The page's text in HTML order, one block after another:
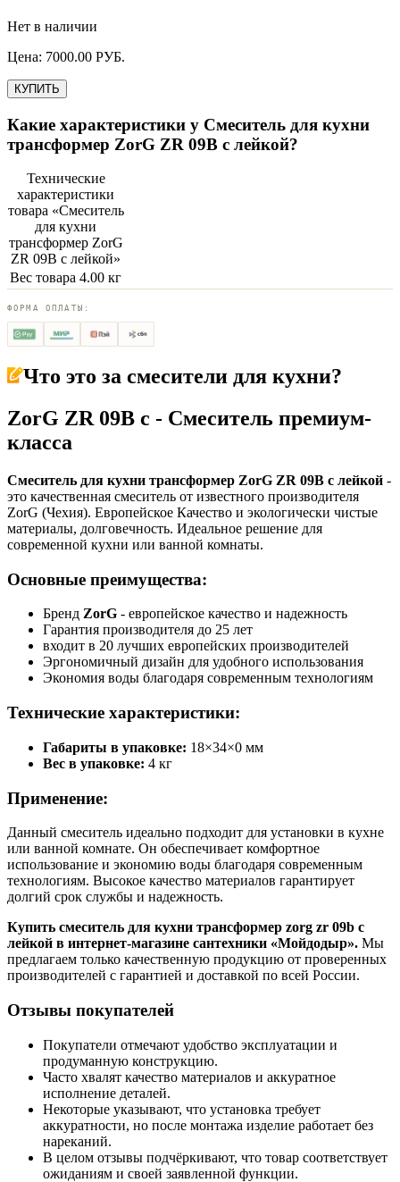
Нет в наличии
Цена: 7000.00 РУБ.
КУПИТЬ
Какие характеристики у Смеситель для кухни
трансформер ZorG ZR 09B с лейкой?
Технические
характеристики
товара «Смеситель
для кухни
трансформер ZorG
ZR 09B с лейкой»
Вес товара 4.00 кг
ФОРМА ОПЛАТЫ:
Что это за смесители для кухни?
ZorG ZR 09B с - Смеситель премиум-
класса
Смеситель для кухни трансформер ZorG ZR 09B с лейкой -
это качественная смеситель от известного производителя
ZorG (Чехия). Европейское Качество и экологически чистые
материалы, долговечность. Идеальное решение для
современной кухни или ванной комнаты.
Основные преимущества:
Бренд ZorG - европейское качество и надежность
Гарантия производителя до 25 лет
входит в 20 лучших европейских производителей
Эргономичный дизайн для удобного использования
Экономия воды благодаря современным технологиям
Технические характеристики:
Габариты в упаковке: 18×34×0 мм
Вес в упаковке: 4 кг
Применение:
Данный смеситель идеально подходит для установки в кухне
или ванной комнате. Он обеспечивает комфортное
использование и экономию воды благодаря современным
технологиям. Высокое качество материалов гарантирует
долгий срок службы и надежность.
Купить смеситель для кухни трансформер zorg zr 09b с
лейкой в интернет-магазине сантехники «Мойдодыр». Мы
предлагаем только качественную продукцию от проверенных
производителей с гарантией и доставкой по всей России.
Отзывы покупателей
Покупатели отмечают удобство эксплуатации и
продуманную конструкцию.
Часто хвалят качество материалов и аккуратное
исполнение деталей.
Некоторые указывают, что установка требует
аккуратности, но после монтажа изделие работает без
нареканий.
В целом отзывы подчёркивают, что товар соответствует
ожиданиям и своей заявленной функции.